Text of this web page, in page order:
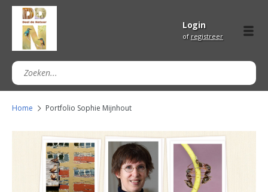
Login
of registreer
Home Portfolio Sophie Mijnhout